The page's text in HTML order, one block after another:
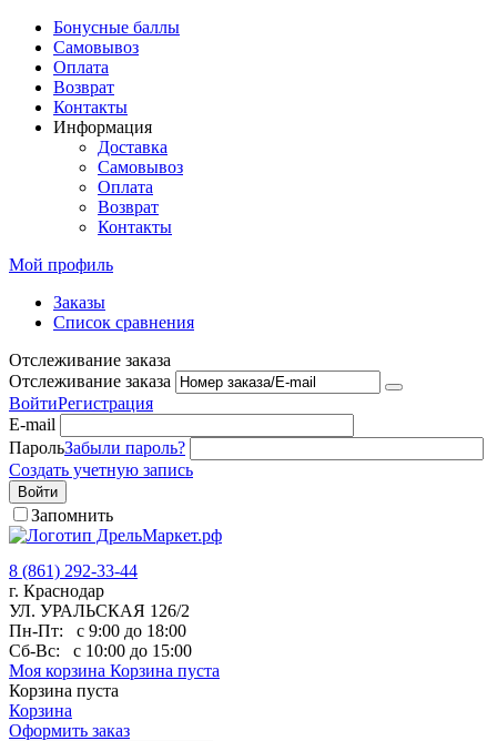
Бонусные баллы
Самовывоз
Оплата
Возврат
Контакты
Информация
Доставка
Самовывоз
Оплата
Возврат
Контакты
Мой профиль
Заказы
Список сравнения
Отслеживание заказа
Отслеживание заказа
ВойтиРегистрация
E-mail
ПарольЗабыли пароль?
Создать учетную запись
Войти
Запомнить
8 (861) 292-33-44
г. Краснодар
УЛ. УРАЛЬСКАЯ 126/2
Пн-Пт:
с 9:00 до 18:00
Сб-Вс:
с 10:00 до 15:00
Моя корзина Корзина пуста
Корзина пуста
Корзина
Оформить заказ